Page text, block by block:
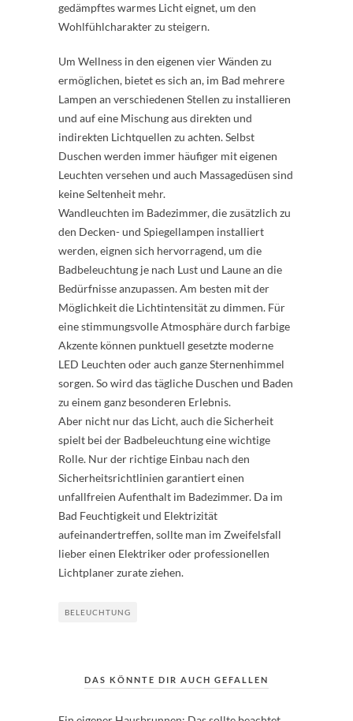
gedämpftes warmes Licht eignet, um den
Wohlfühlcharakter zu steigern.
Um Wellness in den eigenen vier Wänden zu
ermöglichen, bietet es sich an, im Bad mehrere
Lampen an verschiedenen Stellen zu installieren
und auf eine Mischung aus direkten und
indirekten Lichtquellen zu achten. Selbst
Duschen werden immer häufiger mit eigenen
Leuchten versehen und auch Massagedüsen sind
keine Seltenheit mehr.
Wandleuchten im Badezimmer, die zusätzlich zu
den Decken- und Spiegellampen installiert
werden, eignen sich hervorragend, um die
Badbeleuchtung je nach Lust und Laune an die
Bedürfnisse anzupassen. Am besten mit der
Möglichkeit die Lichtintensität zu dimmen. Für
eine stimmungsvolle Atmosphäre durch farbige
Akzente können punktuell gesetzte moderne
LED Leuchten oder auch ganze Sternenhimmel
sorgen. So wird das tägliche Duschen und Baden
zu einem ganz besonderen Erlebnis.
Aber nicht nur das Licht, auch die Sicherheit
spielt bei der Badbeleuchtung eine wichtige
Rolle. Nur der richtige Einbau nach den
Sicherheitsrichtlinien garantiert einen
unfallfreien Aufenthalt im Badezimmer. Da im
Bad Feuchtigkeit und Elektrizität
aufeinandertreffen, sollte man im Zweifelsfall
lieber einen Elektriker oder professionellen
Lichtplaner zurate ziehen.
BELEUCHTUNG
DAS KÖNNTE DIR AUCH GEFALLEN